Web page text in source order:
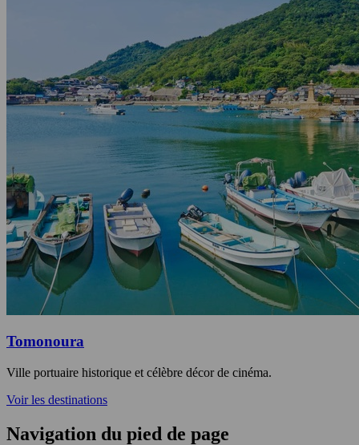
Tomonoura
Ville portuaire historique et célèbre décor de cinéma.
Voir les destinations
Navigation du pied de page